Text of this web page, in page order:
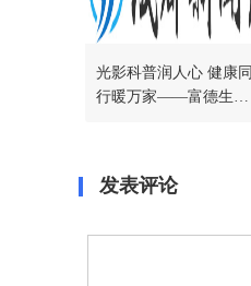
光影科普润人心 健康同
行暖万家——富德生命
发表评论